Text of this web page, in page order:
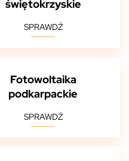
świętokrzyskie
SPRAWDŹ
Fotowoltaika
podkarpackie
SPRAWDŹ